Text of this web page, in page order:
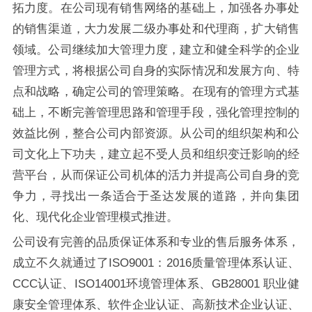
拓力度。在公司现有销售网络的基础上，加强各办事处
的销售渠道，大力发展二级办事处和代理商，扩大销售
领域。公司继续加大管理力度，建立和健全科学的企业
管理方式，将根据公司自身的实际情况和发展方向、特
点和战略，确定公司的管理策略。在现有的管理方式基
础上，不断完善管理思路和管理手段，强化管理控制的
效益比例，整合公司内部资源。从公司的组织架构和公
司文化上下功夫，建立起不受人员和组织变迁影响的经
营平台，从而保证公司机体的活力并提高公司自身的竞
争力，寻找出一条适合于圣达发展的道路，并向集团
化、现代化企业管理模式推进。
公司设有完善的品质保证体系和专业的售后服务体系，
成立不久就通过了ISO9001：2016质量管理体系认证、
CCC认证、ISO14001环境管理体系、GB28001 职业健
康安全管理体系、软件企业认证、高新技术企业认证、